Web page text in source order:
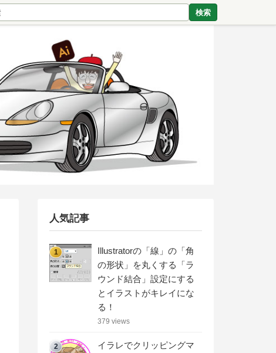
検索
人気記事
1
Illustratorの「線」の「角
の形状」を丸くする「ラ
ウンド結合」設定にする
とイラストがキレイにな
る！
379 views
2
イラレでクリッピングマ